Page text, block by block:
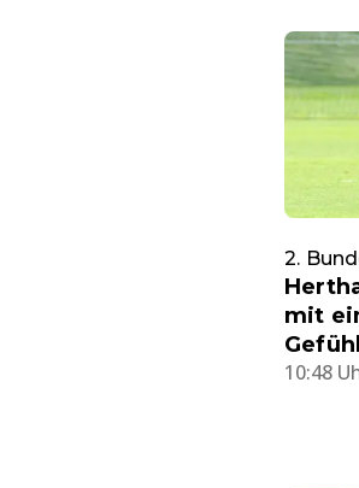
2.
mit
10:48